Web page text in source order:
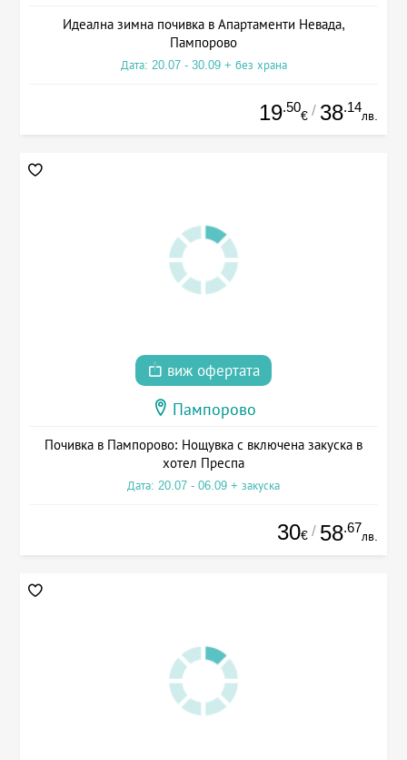
Идеална зимна почивка в Апартаменти Невада,
Пампорово
Дата: 20.07 - 30.09 + без храна
19.50
€ / 38.14
лв.
виж офертата
Пампорово
Почивка в Пампорово: Нощувка с включена закуска в
хотел Преспа
Дата: 20.07 - 06.09 + закуска
30€ / 58.67
лв.